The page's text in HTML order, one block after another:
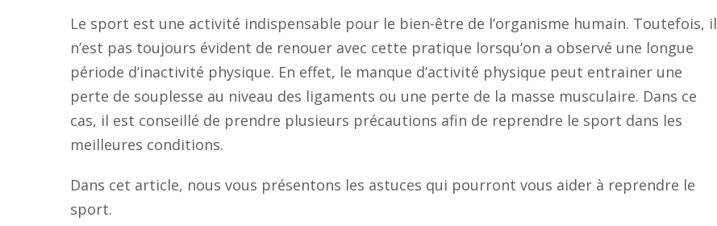
Le sport est une activité indispensable pour le bien-être de l’organisme humain. Toutefois, il
n’est pas toujours évident de renouer avec cette pratique lorsqu’on a observé une longue
période d’inactivité physique. En effet, le manque d’activité physique peut entrainer une
perte de souplesse au niveau des ligaments ou une perte de la masse musculaire. Dans ce
cas, il est conseillé de prendre plusieurs précautions afin de reprendre le sport dans les
meilleures conditions.
Dans cet article, nous vous présentons les astuces qui pourront vous aider à reprendre le
sport.